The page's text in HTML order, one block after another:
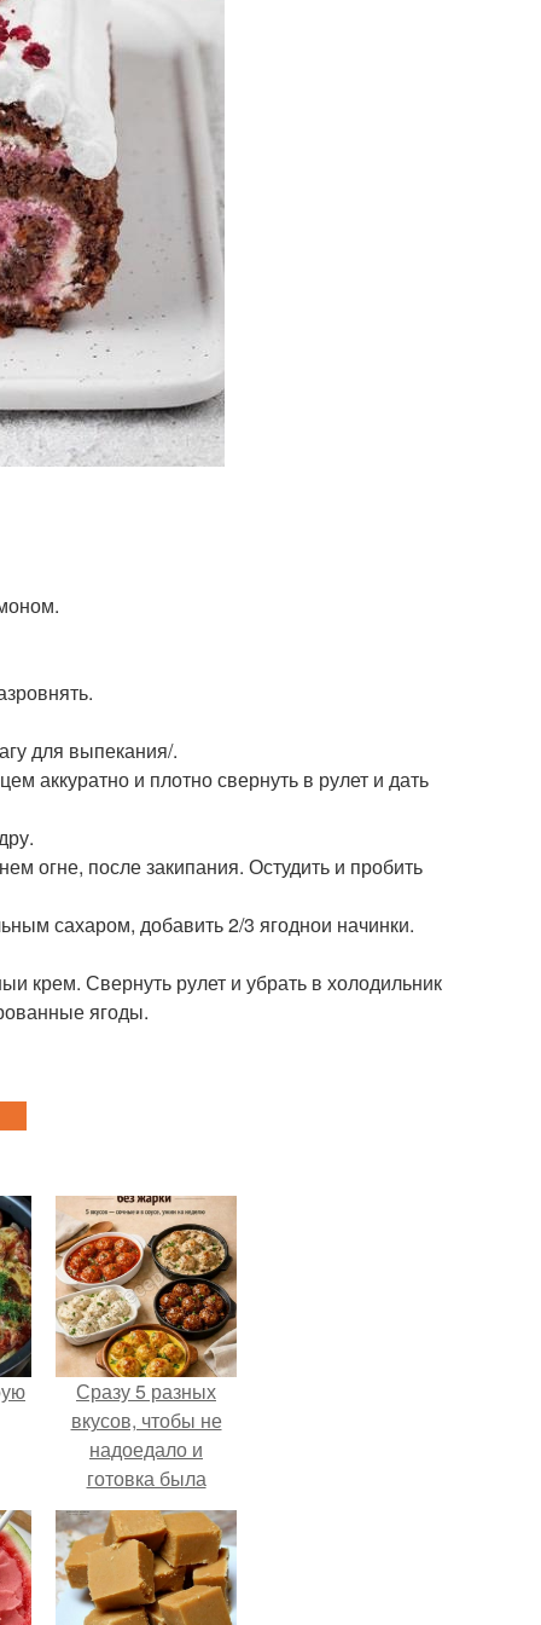
для выпекания/.
аккуратно и плотно свернуть в рулет и дать
огне, после закипания. Остудить и пробить
сахаром, добавить 2/3 ягоднои начинки.
крем. Свернуть рулет и убрать в холодильник
ягоды.
Сразу 5 разных
вкусов, чтобы не
надоедало и
готовка была
проще.